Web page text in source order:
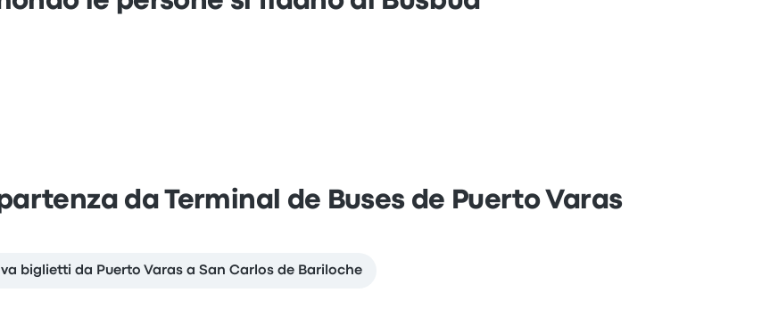
da Terminal de Buses de Puerto Varas
biglietti da Puerto Varas a San Carlos de Bariloche